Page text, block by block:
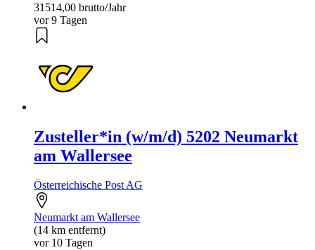
31514,00 brutto/Jahr
vor 9 Tagen
Zusteller*in (w/m/d) 5202 Neumarkt
am Wallersee
Österreichische Post AG
Neumarkt am Wallersee
(14 km entfernt)
vor 10 Tagen